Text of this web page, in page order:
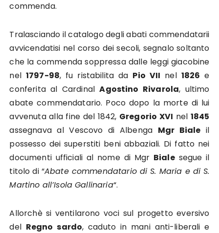
commenda.
Tralasciando il catalogo degli abati commendatarii
avvicendatisi nel corso dei secoli, segnalo soltanto
che la commenda soppressa dalle leggi giacobine
nel 1797-98, fu ristabilita da Pio VII nel 1826 e
conferita al CardinalAgostino Rivarola, ultimo
abate commendatario. Poco dopo la morte di lui
avvenuta alla fine del 1842, Gregorio XVI nel 1845
assegnava al Vescovo di Albenga Mgr Biale il
possesso dei superstiti beni abbaziali. Di fatto nei
documenti ufficiali al nome di Mgr Bialesegue il
titolo di “Abate commendatario di S. Maria e di S.
Martino all’Isola Gallinaria“.
Allorchè si ventilarono voci sul progetto eversivo
del Regno sardo, caduto in mani anti-liberali e